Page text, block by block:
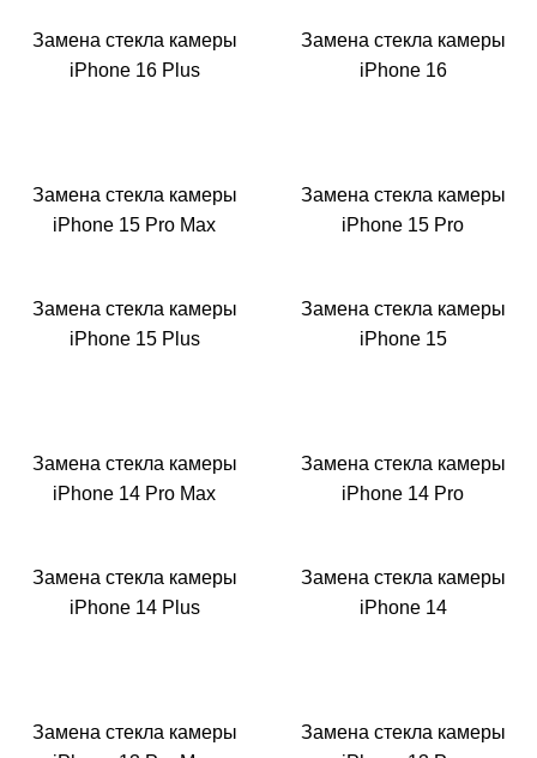
Замена стекла камеры
iPhone 16 Plus
Замена стекла камеры
iPhone 16
Замена стекла камеры
iPhone 15 Pro Max
Замена стекла камеры
iPhone 15 Pro
Замена стекла камеры
iPhone 15 Plus
Замена стекла камеры
iPhone 15
Замена стекла камеры
iPhone 14 Pro Max
Замена стекла камеры
iPhone 14 Pro
Замена стекла камеры
iPhone 14 Plus
Замена стекла камеры
iPhone 14
Замена стекла камеры
Замена стекла камеры